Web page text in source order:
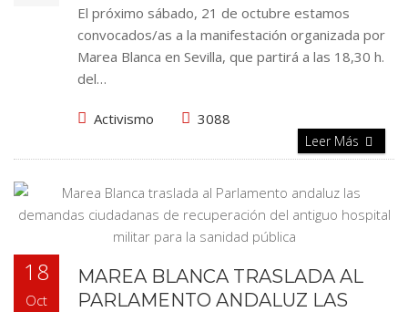
El próximo sábado, 21 de octubre estamos
convocados/as a la manifestación organizada por
Marea Blanca en Sevilla, que partirá a las 18,30 h.
del…
Activismo 3088
Leer Más
18
Oct
MAREA BLANCA TRASLADA AL
PARLAMENTO ANDALUZ LAS